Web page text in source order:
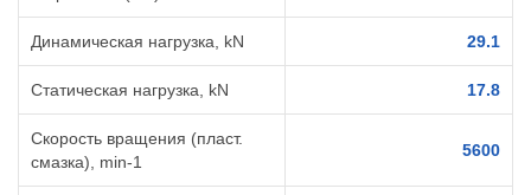
Динамическая нагрузка, kN 29.1
Статическая нагрузка, kN 17.8
Скорость вращения (пласт.
смазка), min-1
5600